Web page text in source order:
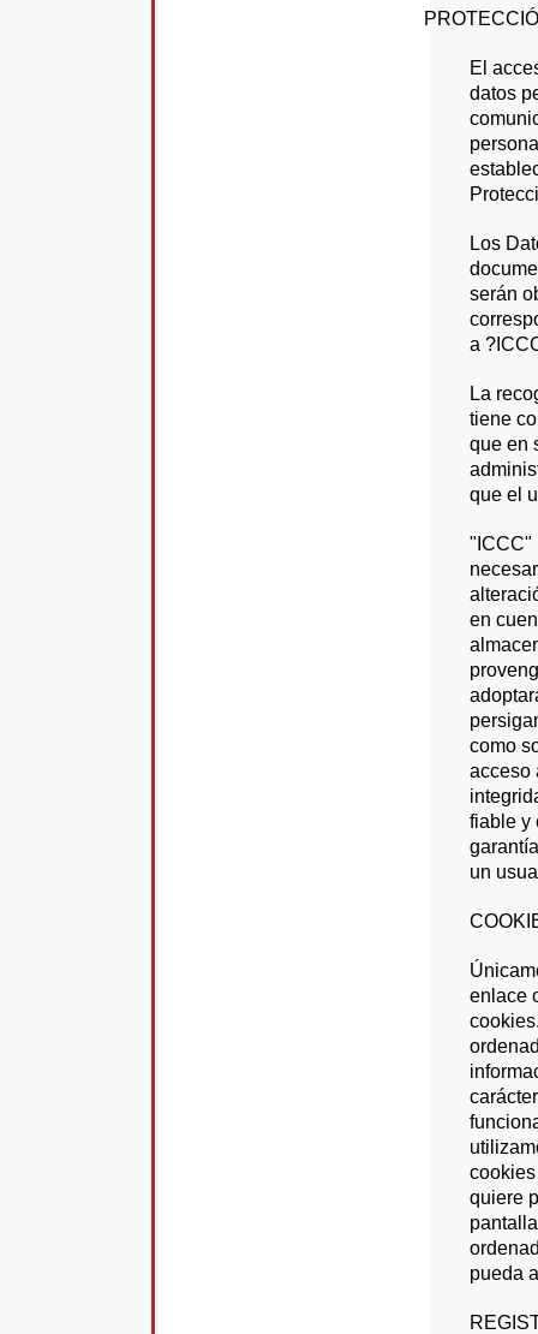
El
datos
Los
serán
a
La
tiene
que en
que el
"ICCC"
en
como
acceso
fiable y
un
enlace
quiere
pueda